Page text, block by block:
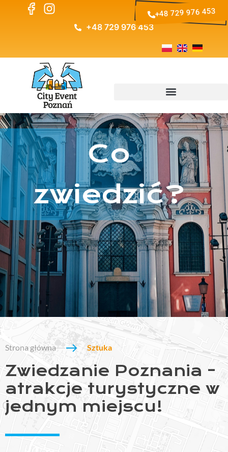
+48 729 976 453
+48 729 976 453
Co
zwiedzić?
Strona główna Sztuka
Zwiedzanie Poznania -
atrakcje turystyczne w
jednym miejscu!